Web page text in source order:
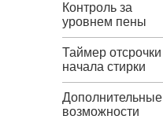
Контроль за
уровнем пены
Таймер отсрочки
начала стирки
Дополнительные
возможности